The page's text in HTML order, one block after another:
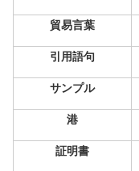
貿易言葉
引用語句
サンプル
港
証明書